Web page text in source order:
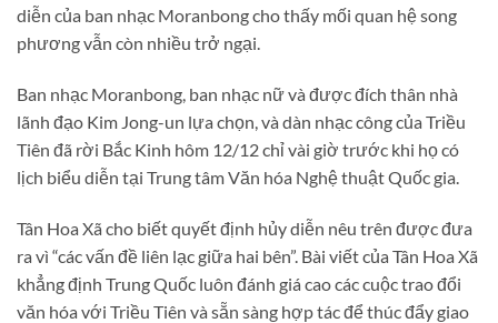
diễn của ban nhạc Moranbong cho thấy mối quan hệ song
phương vẫn còn nhiều trở ngại.
Ban nhạc Moranbong, ban nhạc nữ và được đích thân nhà
lãnh đạo Kim Jong-un lựa chọn, và dàn nhạc công của Triều
Tiên đã rời Bắc Kinh hôm 12/12 chỉ vài giờ trước khi họ có
lịch biểu diễn tại Trung tâm Văn hóa Nghệ thuật Quốc gia.
Tân Hoa Xã cho biết quyết định hủy diễn nêu trên được đưa
ra vì “các vấn đề liên lạc giữa hai bên”. Bài viết của Tân Hoa Xã
khẳng định Trung Quốc luôn đánh giá cao các cuộc trao đổi
văn hóa với Triều Tiên và sẵn sàng hợp tác để thúc đẩy giao